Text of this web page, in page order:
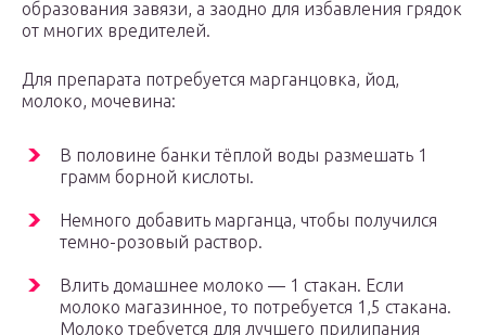
образования завязи, а заодно для избавления грядок
от многих вредителей.
Для препарата потребуется марганцовка, йод,
молоко, мочевина:
В половине банки тёплой воды размешать 1
грамм борной кислоты.
Немного добавить марганца, чтобы получился
темно-розовый раствор.
Влить домашнее молоко — 1 стакан. Если
молоко магазинное, то потребуется 1,5 стакана.
Молоко требуется для лучшего прилипания